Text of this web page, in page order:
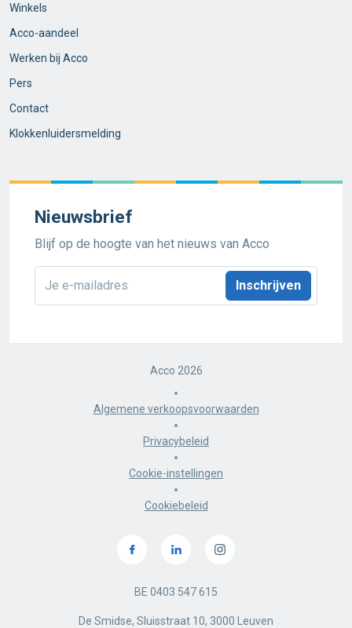
Winkels
Acco-aandeel
Werken bij Acco
Pers
Contact
Klokkenluidersmelding
Nieuwsbrief
Blijf op de hoogte van het nieuws van Acco
Acco 2026
Algemene verkoopsvoorwaarden
Privacybeleid
Cookie-instellingen
Cookiebeleid
BE 0403 547 615
De Smidse, Sluisstraat 10, 3000 Leuven